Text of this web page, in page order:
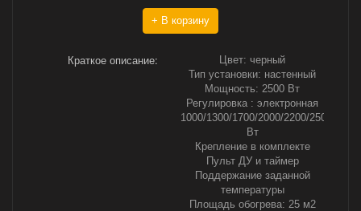
+ В корзину
Краткое описание:
Цвет: черный
Тип установки: настенный
Мощность: 2500 Вт
Регулировка : электронная
1000/1300/1700/2000/2200/2500
Вт
Крепление в комплекте
Пульт ДУ и таймер
Поддержание заданной
температуры
Площадь обогрева: 25 м2